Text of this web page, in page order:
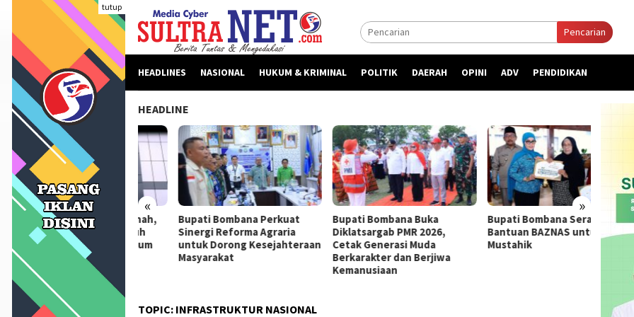
konten
tutup
Pencarian
HEADLINES NASIONAL HUKUM & KRIMINAL POLITIK DAERAH OPINI ADV PENDIDIKAN
HEADLINE
« »
Dinilai Fitnah,
Bombana Tempuh
Dewan Pers Sebelum
Hukum
Bupati Bombana Perkuat
Sinergi Reforma Agraria
untuk Dorong Kesejahteraan
Masyarakat
Bupati Bombana Buka
Diklatsargab PMR 2026,
Cetak Generasi Muda
Berkarakter dan Berjiwa
Kemanusiaan
Bupati Bombana Serahkan
Bantuan BAZNAS untuk 55
Mustahik
TOPIC: INFRASTRUKTUR NASIONAL